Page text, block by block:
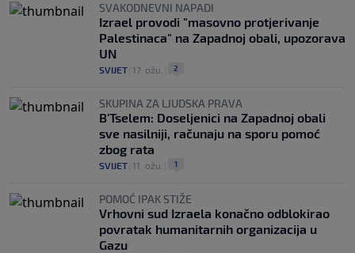
SVAKODNEVNI NAPADI
Izrael provodi "masovno protjerivanje
Palestinaca" na Zapadnoj obali, upozorava
UN
SVIJET 17. ožu. 2
SKUPINA ZA LJUDSKA PRAVA
B'Tselem: Doseljenici na Zapadnoj obali
sve nasilniji, računaju na sporu pomoć
zbog rata
SVIJET 11. ožu. 1
POMOĆ IPAK STIŽE
Vrhovni sud Izraela konačno odblokirao
povratak humanitarnih organizacija u
Gazu